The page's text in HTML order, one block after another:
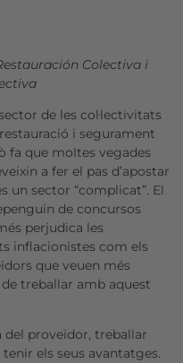
Colectiva i
de les col·lectivitats
i segurament
fa que moltes vegades
a fer el pas d’apostar
un sector “complicat”. El
de concursos
perjudica les
inflacionistes com els
que veuen més
treballar amb aquest
proveïdor, treballar
els seus avantatges.